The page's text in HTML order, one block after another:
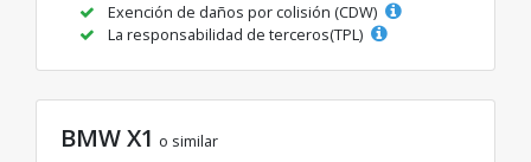
Exención de daños por colisión (CDW)
La responsabilidad de terceros(TPL)
BMW X1 o similar